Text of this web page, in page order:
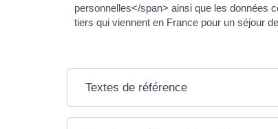
personnelles</span> ainsi que les données
tiers qui viennent en France pour un séjour
Textes de référence